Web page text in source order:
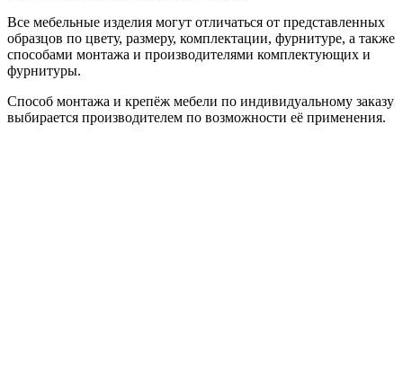
Все мебельные изделия могут отличаться от представленных
образцов по цвету, размеру, комплектации, фурнитуре, а также
способами монтажа и производителями комплектующих и
фурнитуры.
Способ монтажа и крепёж мебели по индивидуальному заказу
выбирается производителем по возможности её применения.